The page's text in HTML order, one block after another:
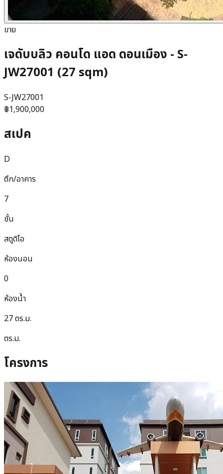
ขาย
เจดับบลิว คอนโด แอด ดอนเมือง - S-
JW27001 (27 sqm)
S-JW27001
฿1,900,000
สเปค
D
ตึก/อาคาร
7
ชั้น
สตูดิโอ
ห้องนอน
0
ห้องน้ำ
27 ตร.ม.
ตร.ม.
โครงการ